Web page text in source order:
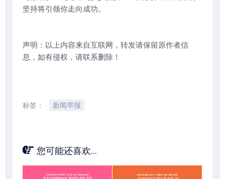
坚持将引领你走向成功。
声明：以上内容来自互联网，转发请保留原作者信
息，如有侵权，请联系删除！
标签： 新闻早报
您可能还喜欢...